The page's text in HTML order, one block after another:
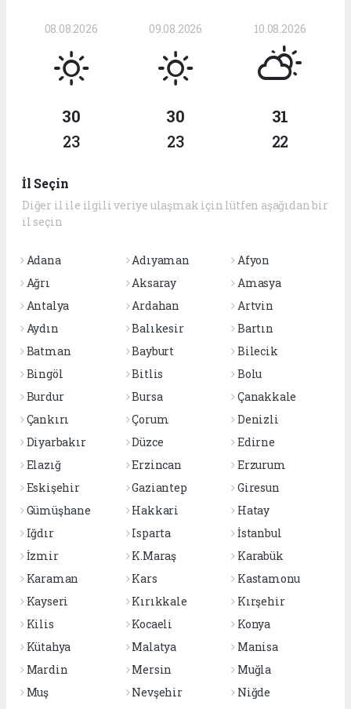
08.08.2026
30
23
09.08.2026
30
23
10.08.2026
31
22
İl Seçin
Diğer il ile ilgili veriye ulaşmak için lütfen aşağıdan bir
il seçin
Adana Adıyaman
Afyon
Ağrı
Aksaray
Amasya
Antalya
Ardahan
Artvin
Aydın
Balıkesir
Bartın
Batman
Bayburt
Bilecik
Bingöl
Bitlis
Bolu
Burdur
Bursa
Çanakkale
Çankırı
Çorum
Denizli
Diyarbakır
Düzce
Edirne
Elazığ
Erzincan
Erzurum
Eskişehir
Gaziantep
Giresun
Gümüşhane
Hakkari
Hatay
Iğdır
Isparta
İstanbul
İzmir
K.Maraş
Karabük
Karaman
Kars
Kastamonu
Kayseri
Kırıkkale
Kırşehir
Kilis
Kocaeli
Konya
Kütahya
Malatya
Manisa
Mardin
Mersin
Muğla
Muş
Nevşehir
Niğde